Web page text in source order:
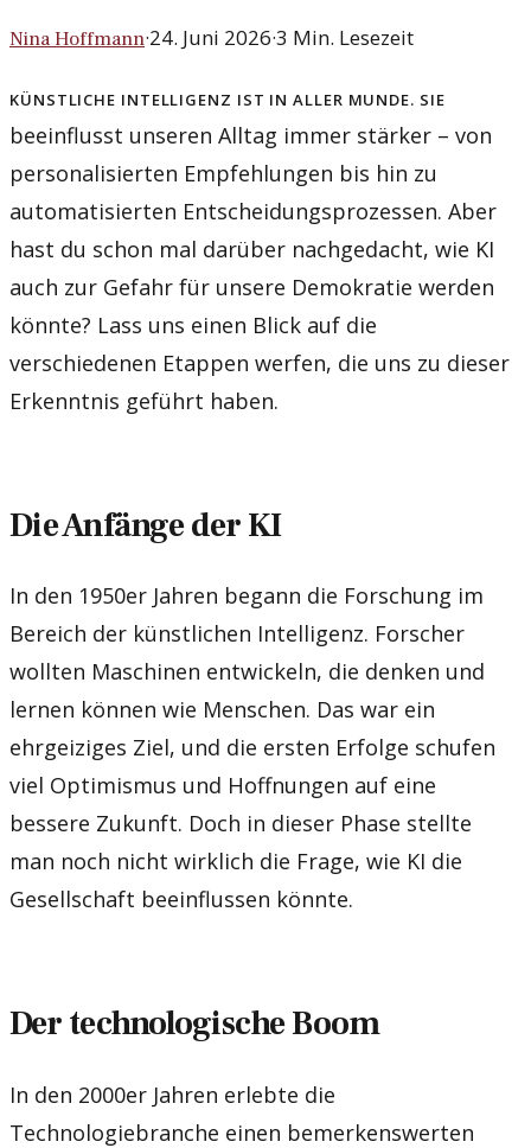
Nina Hoffmann·24. Juni 2026·3 Min. Lesezeit
Künstliche Intelligenz ist in aller Munde. Sie
beeinflusst unseren Alltag immer stärker – von
personalisierten Empfehlungen bis hin zu
automatisierten Entscheidungsprozessen. Aber
hast du schon mal darüber nachgedacht, wie KI
auch zur Gefahr für unsere Demokratie werden
könnte? Lass uns einen Blick auf die
verschiedenen Etappen werfen, die uns zu dieser
Erkenntnis geführt haben.
Die Anfänge der KI
In den 1950er Jahren begann die Forschung im
Bereich der künstlichen Intelligenz. Forscher
wollten Maschinen entwickeln, die denken und
lernen können wie Menschen. Das war ein
ehrgeiziges Ziel, und die ersten Erfolge schufen
viel Optimismus und Hoffnungen auf eine
bessere Zukunft. Doch in dieser Phase stellte
man noch nicht wirklich die Frage, wie KI die
Gesellschaft beeinflussen könnte.
Der technologische Boom
In den 2000er Jahren erlebte die
Technologiebranche einen bemerkenswerten